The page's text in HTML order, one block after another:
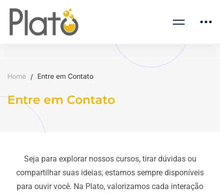
Home Entre em Contato
Entre em Contato
Seja para explorar nossos cursos, tirar dúvidas ou
compartilhar suas ideias, estamos sempre disponíveis
para ouvir você. Na Plato, valorizamos cada interação